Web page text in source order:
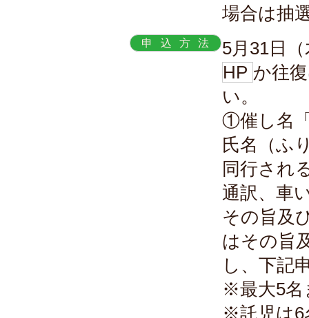
場合は抽
申込方法
5月31日
HP か往
い。
①催し名
氏名（ふ
同行され
通訳、車
その旨及
はその旨
し、下記
※最大5名
※託児は6